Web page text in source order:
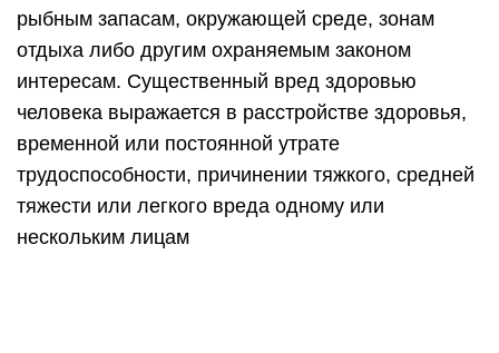
рыбным запасам, окружающей среде, зонам
отдыха либо другим охраняемым законом
интересам. Существенный вред здоровью
человека выражается в расстройстве здоровья,
временной или постоянной утрате
трудоспособности, причинении тяжкого, средней
тяжести или легкого вреда одному или
нескольким лицам